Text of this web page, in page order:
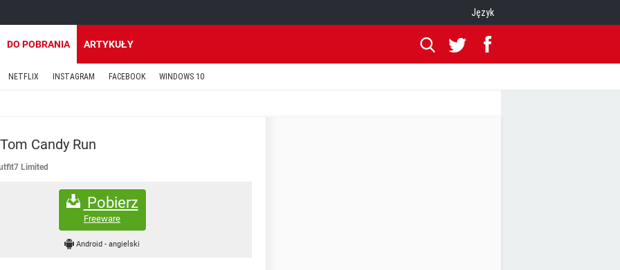
Język
DO POBRANIA ARTYKUŁY
NETFLIX INSTAGRAM FACEBOOK WINDOWS 10
Candy Run
Limited
Pobierz
Freeware
Android-angielski